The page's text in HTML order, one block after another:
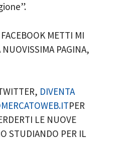
METTI MI
PAGINA,
DIVENTA
PER
LE NUOVE
STUDIANDO PER IL